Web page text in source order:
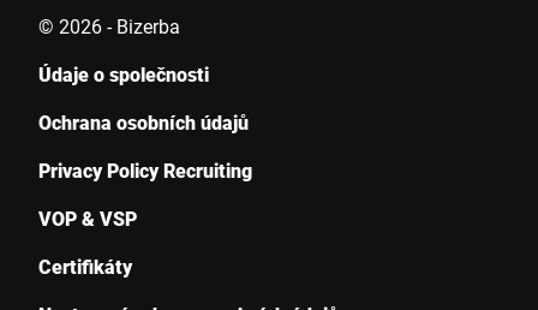
© 2026 - Bizerba
Údaje o společnosti
Ochrana osobních údajů
Privacy Policy Recruiting
VOP & VSP
Certifikáty